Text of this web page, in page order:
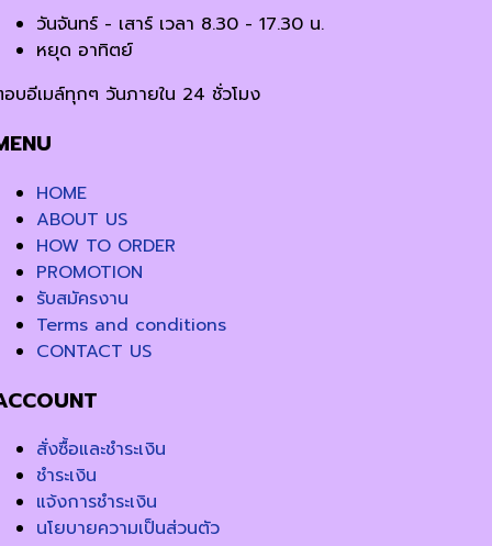
วันจันทร์ - เสาร์ เวลา 8.30 - 17.30 น.
หยุด อาทิตย์
บอีเมล์ทุกๆ วันภายใน 24 ชั่วโมง
HOME
ABOUT US
HOW TO ORDER
PROMOTION
รับสมัครงาน
Terms and conditions
CONTACT US
สั่งซื้อและชำระเงิน
ชำระเงิน
แจ้งการชำระเงิน
นโยบายความเป็นส่วนตัว